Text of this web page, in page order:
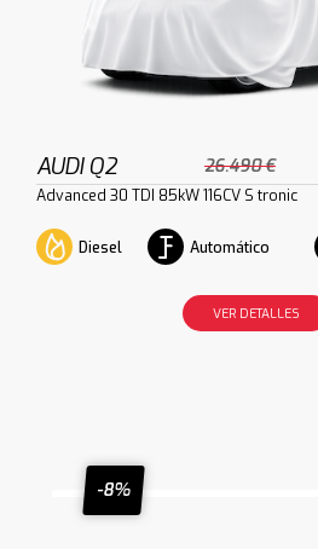
AUDI Q2 26.490 €
Advanced 30 TDI 85kW 116CV S tronic
Diesel Automático
VER DETALLES
-8%